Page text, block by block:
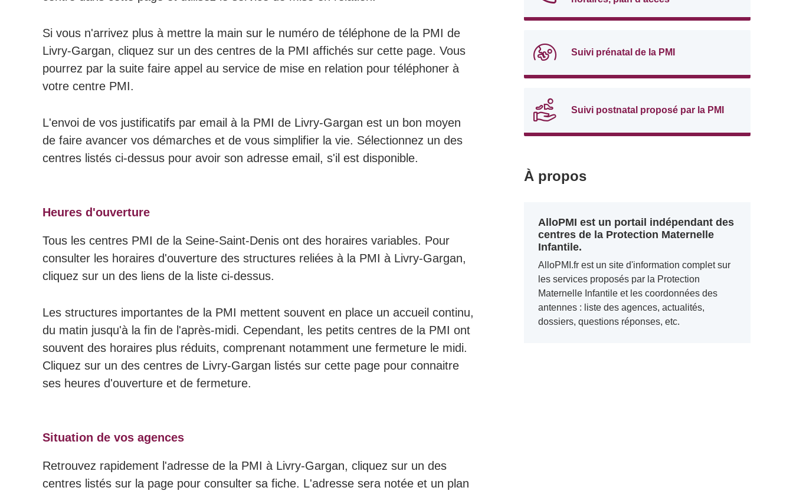
Si vous n'arrivez plus à mettre la main sur le numéro de téléphone de la PMI de
Livry-Gargan, cliquez sur un des centres de la PMI affichés sur cette page. Vous
pourrez par la suite faire appel au service de mise en relation pour téléphoner à
votre centre PMI.
L'envoi de vos justificatifs par email à la PMI de Livry-Gargan est un bon moyen
de faire avancer vos démarches et de vous simplifier la vie. Sélectionnez un des
centres listés ci-dessus pour avoir son adresse email, s'il est disponible.
Heures d'ouverture
Tous les centres PMI de la Seine-Saint-Denis ont des horaires variables. Pour
consulter les horaires d'ouverture des structures reliées à la PMI à Livry-Gargan,
cliquez sur un des liens de la liste ci-dessus.
Les structures importantes de la PMI mettent souvent en place un accueil continu,
du matin jusqu'à la fin de l'après-midi. Cependant, les petits centres de la PMI ont
souvent des horaires plus réduits, comprenant notamment une fermeture le midi.
Cliquez sur un des centres de Livry-Gargan listés sur cette page pour connaitre
ses heures d'ouverture et de fermeture.
Situation de vos agences
Retrouvez rapidement l'adresse de la PMI à Livry-Gargan, cliquez sur un des
centres listés sur la page pour consulter sa fiche. L'adresse sera notée et un plan
Suivi prénatal de la PMI
Suivi postnatal proposé par la PMI
À propos
AlloPMI est un portail indépendant des
centres de la Protection Maternelle
Infantile.
AlloPMI.fr est un site d'information complet sur
les services proposés par la Protection
Maternelle Infantile et les coordonnées des
antennes : liste des agences, actualités,
dossiers, questions réponses, etc.